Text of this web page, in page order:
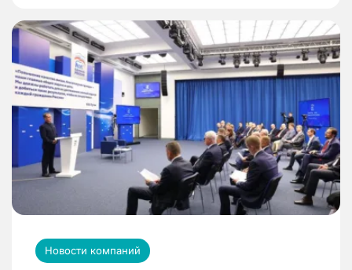
Новости компаний